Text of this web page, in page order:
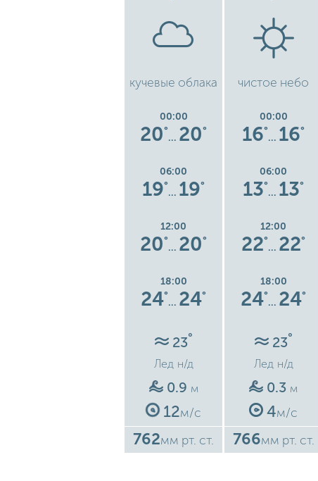
кучевые облака
00:00
20°
… 20°
06:00
19°
… 19°
12:00
20°
… 20°
18:00
24°
… 24°
23°
Лед н/д
0.9 м
12м/с
762мм рт. ст.
чистое небо
00:00
16°
… 16°
06:00
13°
… 13°
12:00
22°
… 22°
18:00
24°
… 24°
23°
Лед н/д
0.3 м
4м/с
766мм рт. ст.